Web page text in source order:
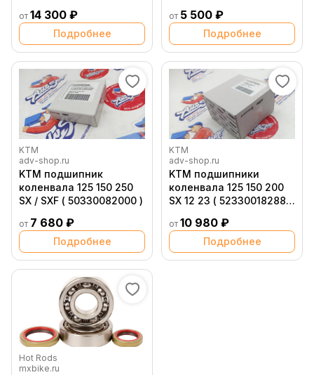
от 14 300 ₽
Подробнее
от 5 500 ₽
Подробнее
KTM
adv-shop.ru
KTM подшипник
коленвала 125 150 250
SX / SXF ( 50330082000 )
от 7 680 ₽
Подробнее
KTM
adv-shop.ru
KTM подшипники
коленвала 125 150 200
SX 12 23 ( 52330018288 /
от 10 980 ₽
Подробнее
Hot Rods
mxbike.ru